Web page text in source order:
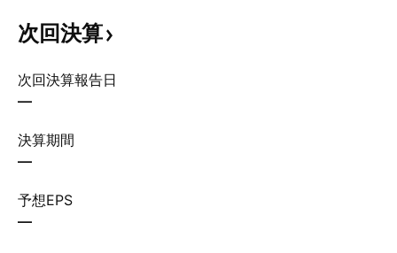
次回決算
次回決算報告日
—
決算期間
—
予想EPS
—